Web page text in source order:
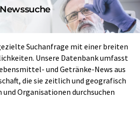
Suchanfrage mit einer breiten
Unsere Datenbank umfasst
und Getränke-News aus
die sie zeitlich und geografisch
Organisationen durchsuchen